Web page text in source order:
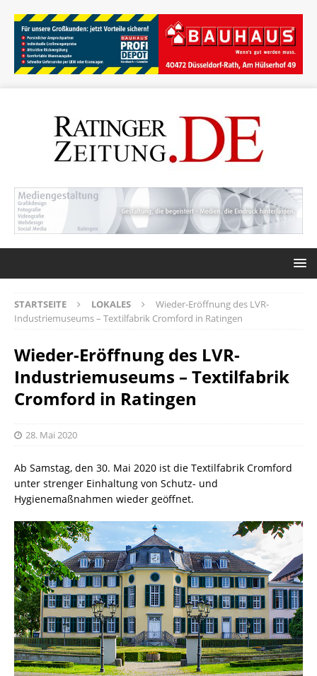
STARTSEITE LOKALES
Wieder-Eröffnung des LVR-
Industriemuseums – Textilfabrik Cromford in Ratingen
Wieder-Eröffnung des LVR-
Industriemuseums – Textilfabrik
Cromford in Ratingen
28. Mai 2020
Ab Samstag, den 30. Mai 2020 ist die Textilfabrik Cromford
unter strenger Einhaltung von Schutz- und
Hygienemaßnahmen wieder geöffnet.